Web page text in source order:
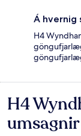
Á hvernig
H4
Umsagnir
H4
umsagnir